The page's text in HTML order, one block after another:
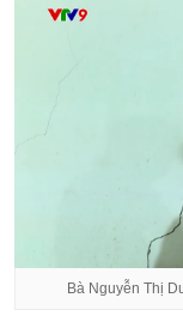
Bà Nguyễn Thị